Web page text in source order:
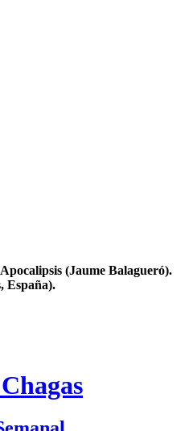
(Jaume Balagueró).
España).